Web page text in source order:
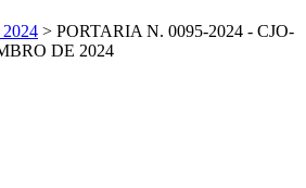
2024 > PORTARIA N. 0095-2024 - CJO-
DE 2024